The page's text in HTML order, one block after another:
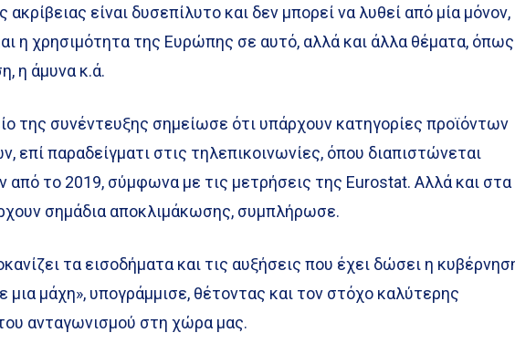
ακρίβειας είναι δυσεπίλυτο και δεν μπορεί να λυθεί από μία μόνον,
η χρησιμότητα της Ευρώπης σε αυτό, αλλά και άλλα θέματα,
η άμυνα κ.ά.
της συνέντευξης σημείωσε ότι υπάρχουν κατηγορίες προϊόντων
επί παραδείγματι στις τηλεπικοινωνίες, όπου διαπιστώνεται
από το 2019, σύμφωνα με τις μετρήσεις της Eurostat. Αλλά και στα
σημάδια αποκλιμάκωσης, συμπλήρωσε.
τα εισοδήματα και τις αυξήσεις που έχει δώσει η
μια μάχη», υπογράμμισε, θέτοντας και τον στόχο καλύτερης
ανταγωνισμού στη χώρα μας.